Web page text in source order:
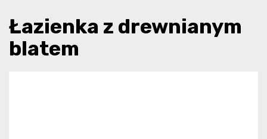
Łazienka z drewnianym
blatem